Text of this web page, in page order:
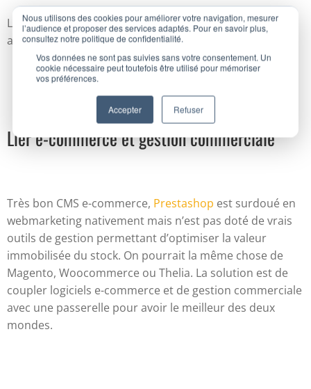
Nous utilisons des cookies pour améliorer votre navigation, mesurer
l’audience et proposer des services adaptés. Pour en savoir plus,
consultez notre politique de confidentialité.
Vos données ne sont pas suivies sans votre consentement. Un
cookie nécessaire peut toutefois être utilisé pour mémoriser
vos préférences.
Accepter Refuser
L’outil indispensable à une bonne gestion d’une PME
alliant ventes internet et ventes classiques.
Lier e-commerce et gestion commerciale
Très bon CMS e-commerce, Prestashop est surdoué en
webmarketing nativement mais n’est pas doté de vrais
outils de gestion permettant d’optimiser la valeur
immobilisée du stock. On pourrait la même chose de
Magento, Woocommerce ou Thelia. La solution est de
coupler logiciels e-commerce et de gestion commerciale
avec une passerelle pour avoir le meilleur des deux
mondes.